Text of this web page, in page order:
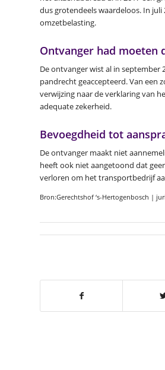
dus grotendeels waardeloos. In
omzetbelasting.
Ontvanger had moeten
De ontvanger wist al in
pandrecht geaccepteerd. Van een
verwijzing naar de verklaring van
adequate zekerheid.
Bevoegdheid tot
De ontvanger maakt niet
heeft ook niet aangetoond dat
verloren om het transportbedrijf
Bron:Gerechtshof ‘s-Hertogenbosch |